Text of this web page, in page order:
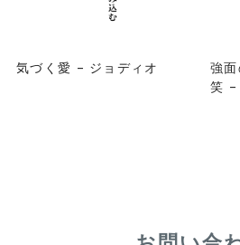
気づく愛 – ジョディオ
強
笑 –